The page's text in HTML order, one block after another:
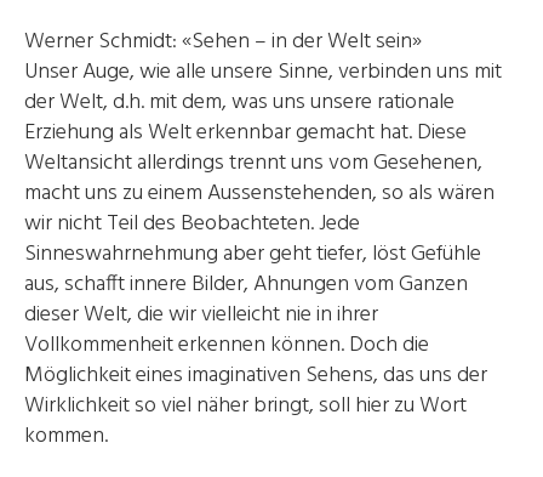
Werner Schmidt: «Sehen – in der Welt sein»
Unser Auge, wie alle unsere Sinne, verbinden uns mit
der Welt, d.h. mit dem, was uns unsere rationale
Erziehung als Welt erkennbar gemacht hat. Diese
Weltansicht allerdings trennt uns vom Gesehenen,
macht uns zu einem Aussenstehenden, so als wären
wir nicht Teil des Beobachteten. Jede
Sinneswahrnehmung aber geht tiefer, löst Gefühle
aus, schafft innere Bilder, Ahnungen vom Ganzen
dieser Welt, die wir vielleicht nie in ihrer
Vollkommenheit erkennen können. Doch die
Möglichkeit eines imaginativen Sehens, das uns der
Wirklichkeit so viel näher bringt, soll hier zu Wort
kommen.